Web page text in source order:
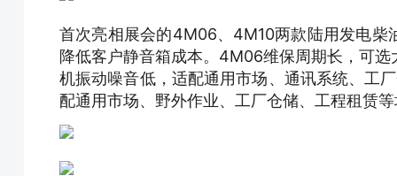
首次亮相展会的4M06、4M10两款陆用发电柴
降低客户静音箱成本。4M06维保周期长，可
机振动噪音低，适配通用市场、通讯系统、工
配通用市场、野外作业、工厂仓储、工程租赁